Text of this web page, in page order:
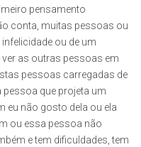
pensamento
conta, muitas pessoas ou
ou de um
ver as outras pessoas em
pessoas carregadas de
que projeta um
eu não gosto dela ou ela
ou essa pessoa não
e tem dificuldades, tem